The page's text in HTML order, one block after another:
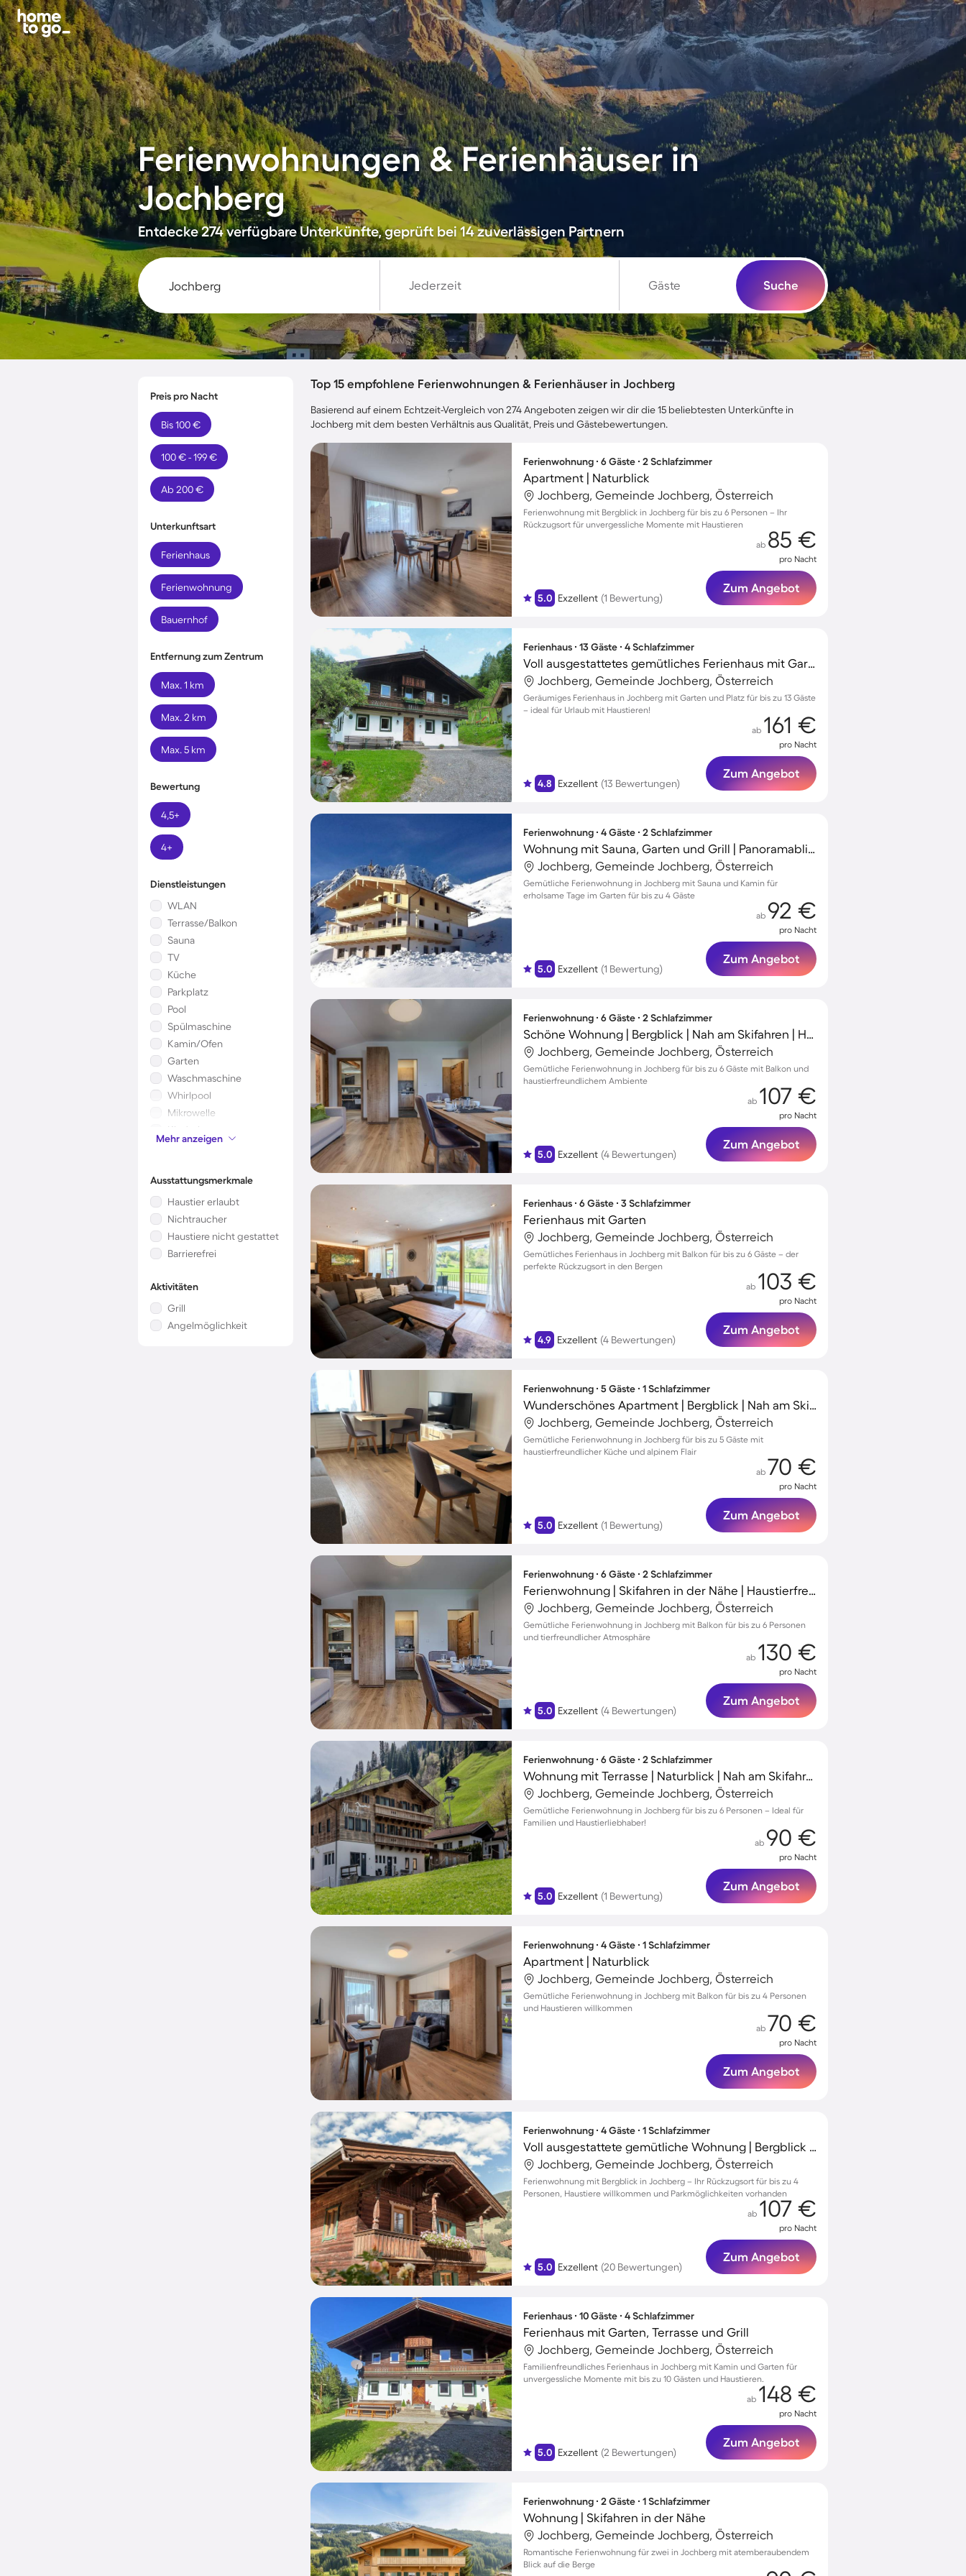
Ferienwohnungen & Ferienhäuser in
Jochberg
Entdecke 274 verfügbare Unterkünfte, geprüft bei 14 zuverlässigen Partnern
Jederzeit Gäste Suche
Preis pro Nacht
Bis 100 €
100 € - 199 €
Ab 200 €
Unterkunftsart
Ferienhaus
Ferienwohnung
Bauernhof
Entfernung zum Zentrum
Max. 1 km
Max. 2 km
Max. 5 km
Bewertung
4,5+
4+
Dienstleistungen
WLAN
Terrasse/Balkon
Sauna
TV
Küche
Parkplatz
Pool
Spülmaschine
Kamin/Ofen
Garten
Waschmaschine
Whirlpool
Mikrowelle
Kinderbett
Klimaanlage
Mehr anzeigen
Ausstattungsmerkmale
Haustier erlaubt
Nichtraucher
Haustiere nicht gestattet
Barrierefrei
Aktivitäten
Grill
Angelmöglichkeit
Top 15 empfohlene Ferienwohnungen & Ferienhäuser in Jochberg
Basierend auf einem Echtzeit-Vergleich von 274 Angeboten zeigen wir dir die 15 beliebtesten Unterkünfte in
Jochberg mit dem besten Verhältnis aus Qualität, Preis und Gästebewertungen.
Ferienwohnung ∙ 6 Gäste ∙ 2 Schlafzimmer
Apartment | Naturblick
Jochberg, Gemeinde Jochberg, Österreich
Ferienwohnung mit Bergblick in Jochberg für bis zu 6 Personen – Ihr
Rückzugsort für unvergessliche Momente mit Haustieren
5.0 Exzellent (1 Bewertung)
ab 85 €
pro Nacht
Zum Angebot
Ferienhaus ∙ 13 Gäste ∙ 4 Schlafzimmer
Voll ausgestattetes gemütliches Ferienhaus mit Garten, Terrasse und Grill | Haustiere erlaubt
Jochberg, Gemeinde Jochberg, Österreich
Geräumiges Ferienhaus in Jochberg mit Garten und Platz für bis zu 13 Gäste
– ideal für Urlaub mit Haustieren!
4.8 Exzellent (13 Bewertungen)
ab 161 €
pro Nacht
Zum Angebot
Ferienwohnung ∙ 4 Gäste ∙ 2 Schlafzimmer
Wohnung mit Sauna, Garten und Grill | Panoramablick | Nah am Skifahren
Jochberg, Gemeinde Jochberg, Österreich
Gemütliche Ferienwohnung in Jochberg mit Sauna und Kamin für
erholsame Tage im Garten für bis zu 4 Gäste
5.0 Exzellent (1 Bewertung)
ab 92 €
pro Nacht
Zum Angebot
Ferienwohnung ∙ 6 Gäste ∙ 2 Schlafzimmer
Schöne Wohnung | Bergblick | Nah am Skifahren | Haustiere sind willkommen
Jochberg, Gemeinde Jochberg, Österreich
Gemütliche Ferienwohnung in Jochberg für bis zu 6 Gäste mit Balkon und
haustierfreundlichem Ambiente
5.0 Exzellent (4 Bewertungen)
ab 107 €
pro Nacht
Zum Angebot
Ferienhaus ∙ 6 Gäste ∙ 3 Schlafzimmer
Ferienhaus mit Garten
Jochberg, Gemeinde Jochberg, Österreich
Gemütliches Ferienhaus in Jochberg mit Balkon für bis zu 6 Gäste – der
perfekte Rückzugsort in den Bergen
4.9 Exzellent (4 Bewertungen)
ab 103 €
pro Nacht
Zum Angebot
Ferienwohnung ∙ 5 Gäste ∙ 1 Schlafzimmer
Wunderschönes Apartment | Bergblick | Nah am Skifahren | Hunde erlaubt
Jochberg, Gemeinde Jochberg, Österreich
Gemütliche Ferienwohnung in Jochberg für bis zu 5 Gäste mit
haustierfreundlicher Küche und alpinem Flair
5.0 Exzellent (1 Bewertung)
ab 70 €
pro Nacht
Zum Angebot
Ferienwohnung ∙ 6 Gäste ∙ 2 Schlafzimmer
Ferienwohnung | Skifahren in der Nähe | Haustierfreundlich
Jochberg, Gemeinde Jochberg, Österreich
Gemütliche Ferienwohnung in Jochberg mit Balkon für bis zu 6 Personen
und tierfreundlicher Atmosphäre
5.0 Exzellent (4 Bewertungen)
ab 130 €
pro Nacht
Zum Angebot
Ferienwohnung ∙ 6 Gäste ∙ 2 Schlafzimmer
Wohnung mit Terrasse | Naturblick | Nah am Skifahren | Hunde erlaubt
Jochberg, Gemeinde Jochberg, Österreich
Gemütliche Ferienwohnung in Jochberg für bis zu 6 Personen – Ideal für
Familien und Haustierliebhaber!
5.0 Exzellent (1 Bewertung)
ab 90 €
pro Nacht
Zum Angebot
Ferienwohnung ∙ 4 Gäste ∙ 1 Schlafzimmer
Apartment | Naturblick
Jochberg, Gemeinde Jochberg, Österreich
Gemütliche Ferienwohnung in Jochberg mit Balkon für bis zu 4 Personen
und Haustieren willkommen
ab 70 €
pro Nacht
Zum Angebot
Ferienwohnung ∙ 4 Gäste ∙ 1 Schlafzimmer
Voll ausgestattete gemütliche Wohnung | Bergblick | Nah am Skifahren | Hunde erlaubt
Jochberg, Gemeinde Jochberg, Österreich
Ferienwohnung mit Bergblick in Jochberg – Ihr Rückzugsort für bis zu 4
Personen, Haustiere willkommen und Parkmöglichkeiten vorhanden
5.0 Exzellent (20 Bewertungen)
ab 107 €
pro Nacht
Zum Angebot
Ferienhaus ∙ 10 Gäste ∙ 4 Schlafzimmer
Ferienhaus mit Garten, Terrasse und Grill
Jochberg, Gemeinde Jochberg, Österreich
Familienfreundliches Ferienhaus in Jochberg mit Kamin und Garten für
unvergessliche Momente mit bis zu 10 Gästen und Haustieren.
5.0 Exzellent (2 Bewertungen)
ab 148 €
pro Nacht
Zum Angebot
Ferienwohnung ∙ 2 Gäste ∙ 1 Schlafzimmer
Wohnung | Skifahren in der Nähe
Jochberg, Gemeinde Jochberg, Österreich
Romantische Ferienwohnung für zwei in Jochberg mit atemberaubendem
Blick auf die Berge